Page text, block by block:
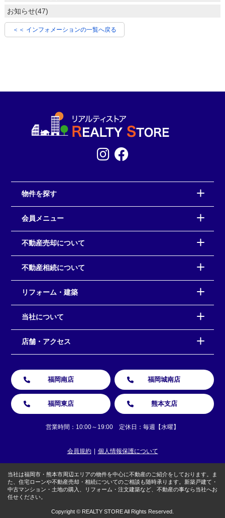
お知らせ(47)
＜＜ インフォメーションの一覧へ戻る
物件を探す
会員メニュー
不動産売却について
不動産相続について
リフォーム・建築
当社について
店舗・アクセス
福岡南店 福岡城南店
福岡東店 熊本支店
営業時間：10:00～19:00 定休日：毎週【水曜】
会員規約 個人情報保護について
当社は福岡市・熊本市周辺エリアの物件を中心に不動産のご紹介をしております。ま
た、住宅ローンや不動産売却・相続についてのご相談も随時承ります。新築戸建て・
中古マンション・土地の購入、リフォーム・注文建築など、不動産の事なら当社へお
任せください。
Copyright © REALTY STORE All Rights Reserved.